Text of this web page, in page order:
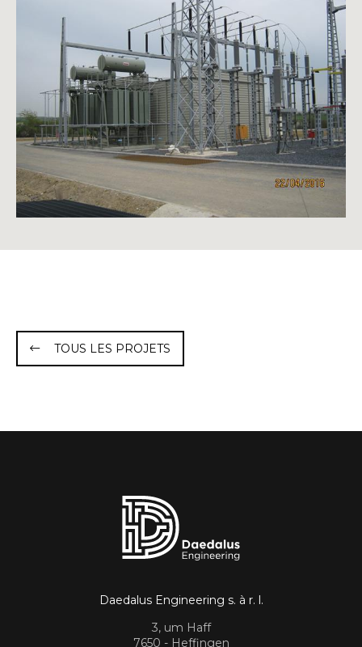
TOUS LES PROJETS
Daedalus Engineering s. à r. l.
3, um Haff
7650 - Heffingen